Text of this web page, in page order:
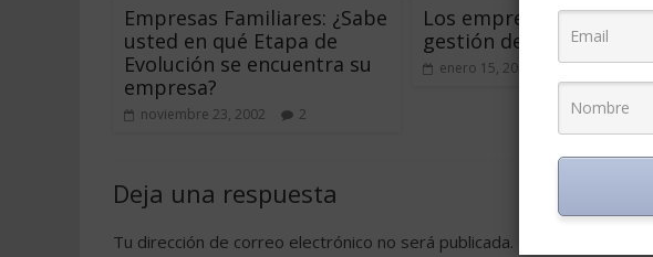
Empresas Familiares: ¿Sabe
usted en qué Etapa de
Evolución se encuentra su
empresa?
noviembre 23, 2002 2
Los emprendedores y la
gestión de proyectos
enero 15, 2006 4
Deja una respuesta
Tu dirección de correo electrónico no será publicada.